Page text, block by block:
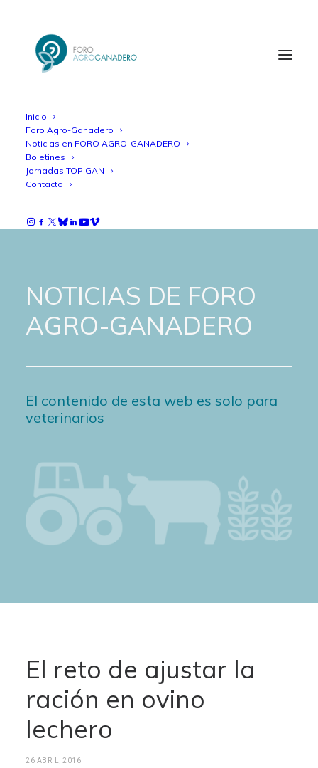
Inicio
Foro Agro-Ganadero
Noticias en FORO AGRO-GANADERO
Boletines
Jornadas TOP GAN
Contacto
NOTICIAS DE FORO
AGRO-GANADERO
El contenido de esta web es solo para
veterinarios
El reto de ajustar la
ración en ovino
lechero
26 ABRIL, 2016